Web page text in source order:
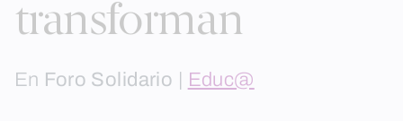
transforman
En Foro Solidario Educ@